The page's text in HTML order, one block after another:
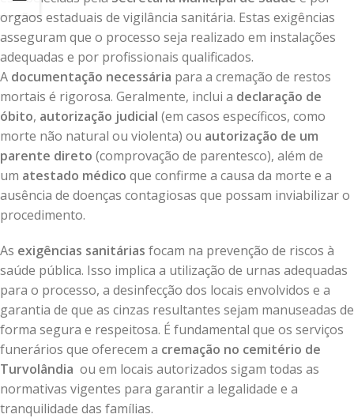
órgãos estaduais de vigilância sanitária. Estas exigências
asseguram que o processo seja realizado em instalações
adequadas e por profissionais qualificados.
A documentação necessária para a cremação de restos
mortais é rigorosa. Geralmente, inclui a declaração de
óbito, autorização judicial (em casos específicos, como
morte não natural ou violenta) ou autorização de um
parente direto (comprovação de parentesco), além de
um atestado médico que confirme a causa da morte e a
ausência de doenças contagiosas que possam inviabilizar o
procedimento.
As exigências sanitárias focam na prevenção de riscos à
saúde pública. Isso implica a utilização de urnas adequadas
para o processo, a desinfecção dos locais envolvidos e a
garantia de que as cinzas resultantes sejam manuseadas de
forma segura e respeitosa. É fundamental que os serviços
funerários que oferecem a cremação no cemitério de
Turvolândia ou em locais autorizados sigam todas as
normativas vigentes para garantir a legalidade e a
tranquilidade das famílias.